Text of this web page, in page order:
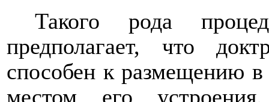
Такого рода
предполагает, что
способен к размещению
местом его